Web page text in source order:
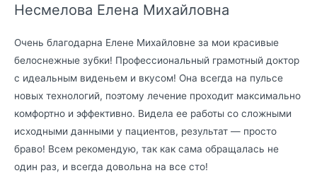
Несмелова Елена Михайловна
Очень благодарна Елене Михайловне за мои красивые
белоснежные зубки! Профессиональный грамотный доктор
с идеальным виденьем и вкусом! Она всегда на пульсе
новых технологий, поэтому лечение проходит максимально
комфортно и эффективно. Видела ее работы со сложными
исходными данными у пациентов, результат — просто
браво! Всем рекомендую, так как сама обращалась не
один раз, и всегда довольна на все сто!